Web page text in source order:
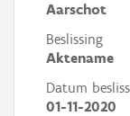
Aarschot
Beslissing
Aktename
Datum
01-11-2020